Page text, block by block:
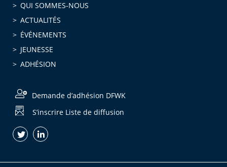
QUI SOMMES-NOUS
ACTUALITÉS
ÉVÉNEMENTS
JEUNESSE
ADHÉSION
Demande d’adhésion DFWK
S’inscrire Liste de diffusion